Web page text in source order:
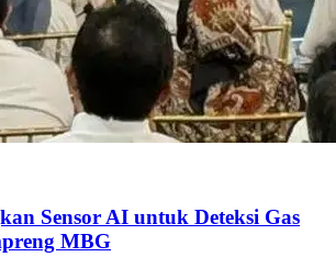
Sensor AI untuk Deteksi Gas
MBG